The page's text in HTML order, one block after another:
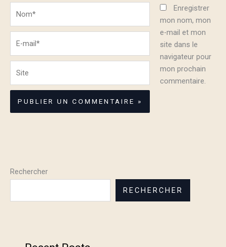
mail*
Enregistrer
mon nom, mon
e-mail et mon
site dans le
navigateur pour
mon prochain
commentaire.
Rechercher
RECHERCHER